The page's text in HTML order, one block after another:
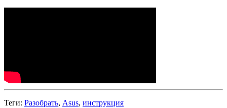
Теги: Разобрать, Asus, инструкция